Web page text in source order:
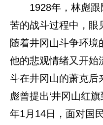
1928年，林彪
苦的战斗过程中，眼
随着井冈山斗争环境
他的悲观情绪又开始
斗在井冈山的萧克后
彪曾提出‘井冈山红
年1月14日，面对国